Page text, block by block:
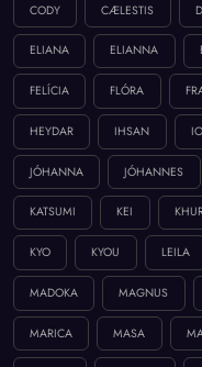
CODY CÆLESTIS
ELIANA ELIANNA
FELÍCIA FLÓRA
HEYDAR IHSAN
JÓHANNA JÓHANNES
KATSUMI KEI
KYO KYOU LEILA
MADOKA MAGNUS
MARICA MASA